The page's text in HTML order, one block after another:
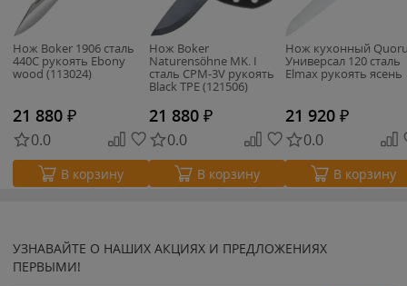
Нож Boker 1906 сталь
440C рукоять Ebony
wood (113024)
21 880 ₽
0.0
В корзину
Нож Boker
Naturensöhne MK. I
сталь CPM-3V рукоять
Black TPE (121506)
21 880 ₽
0.0
В корзину
Нож кухонный
Универсал 120 сталь
Elmax рукоять ясень
21 920 ₽
0.0
В корзину
УЗНАВАЙТЕ О НАШИХ АКЦИЯХ И ПРЕДЛОЖЕНИЯХ
ПЕРВЫМИ!